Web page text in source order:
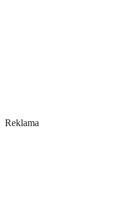
Reklama